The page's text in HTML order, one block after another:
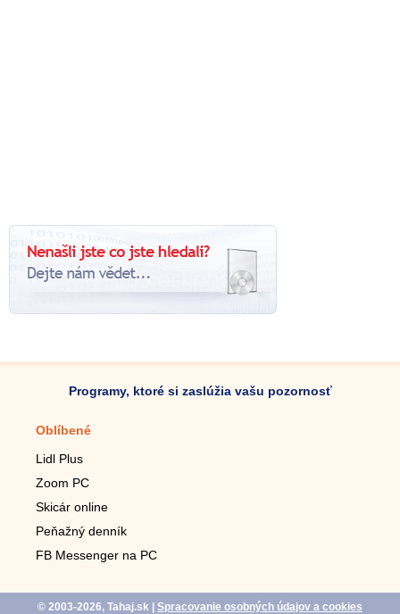
Programy, ktoré si zaslúžia vašu pozornosť
Oblíbené
Lidl Plus
Zoom PC
Skicár online
Peňažný denník
FB Messenger na PC
© 2003-2026, Tahaj.sk Spracovanie osobných údajov a cookies